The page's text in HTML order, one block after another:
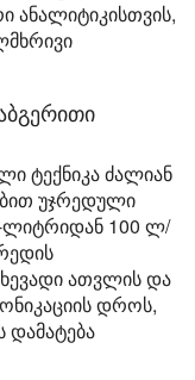
ანალიტიკისთვის,
ტექნიკა ძალიან
უჯრედული
ლიტრიდან 100 ლ/
ათვლის და
დროს,
დამატება